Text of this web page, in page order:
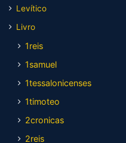
Levítico
Livro
1reis
1samuel
1tessalonicenses
1timoteo
2cronicas
2reis